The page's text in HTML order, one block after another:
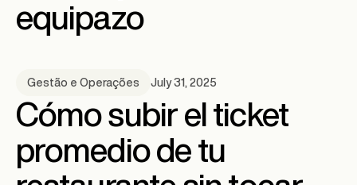
equipazo
Gestão e Operações July 31, 2025
Cómo subir el ticket
promedio de tu